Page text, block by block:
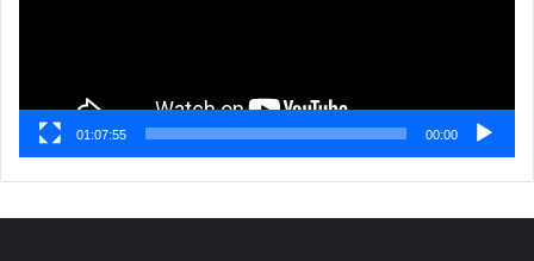
00:00
01:07:55